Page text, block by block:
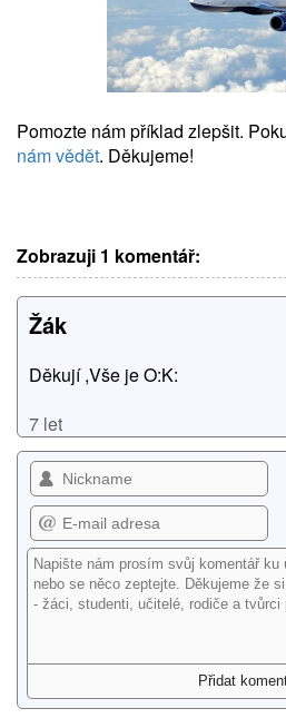
Pomozte nám příklad zlepšit.
nám vědět. Děkujeme!
Zobrazuji 1 komentář:
Žák
Děkují ,Vše je O:K:
7 let